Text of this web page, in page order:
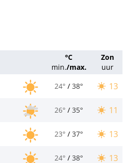
°C
min./max.
Zon
uur
24° / 38° 13
26° / 35° 11
23° / 37° 13
24° / 38° 13